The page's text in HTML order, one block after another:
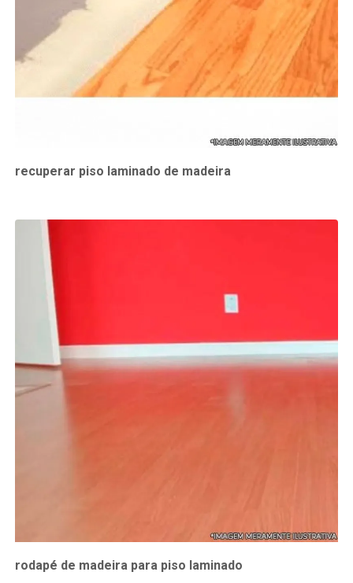
recuperar piso laminado de madeira
rodapé de madeira para piso laminado